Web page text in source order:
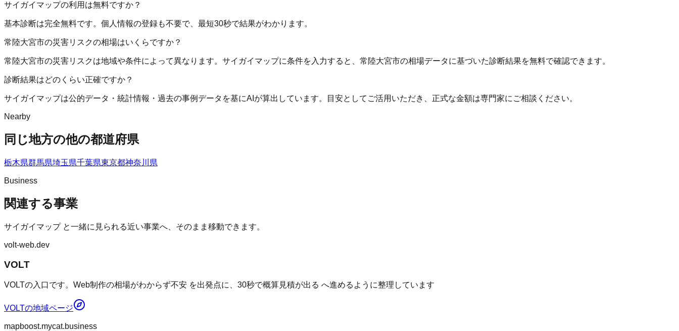
サイガイマップの利用は無料ですか？
基本診断は完全無料です。個人情報の登録も不要で、最短30秒で結果がわかります。
常陸大宮市の災害リスクの相場はいくらですか？
常陸大宮市の災害リスクは地域や条件によって異なります。サイガイマップに条件を入力すると、常陸大宮市の相場データに基づいた診断結果を無料で確認できます。
診断結果はどのくらい正確ですか？
サイガイマップは公的データ・統計情報・過去の事例データを基にAIが算出しています。目安としてご活用いただき、正式な金額は専門家にご相談ください。
Nearby
同じ地方の他の都道府県
栃木県群馬県埼玉県千葉県東京都神奈川県
Business
関連する事業
サイガイマップと一緒に見られる近い事業へ、そのまま移動できます。
volt-web.dev
VOLT
VOLTの入口です。Web制作の相場がわからず不安 を出発点に、30秒で概算見積が出る へ進めるように整理しています
VOLTの地域ページ
mapboost.mycat.business